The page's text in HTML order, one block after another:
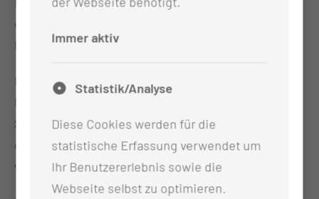
eine optimale, kontinuierliche Behandlung unserer
Patientinnen und Patienten gewährleistet.“
In der Klinik für Neurologie des CTK können
Patienten sowohl in der ambulanten
Sprechstunde betreut, als auch bei
entsprechendem Bedarf stationär aufgenommen
werden.
Immer aktiv
Statistik/Analyse
Diese Cookies werden für die
statistische Erfassung verwendet um
Ihr Benutzererlebnis sowie die
Webseite selbst zu optimieren.